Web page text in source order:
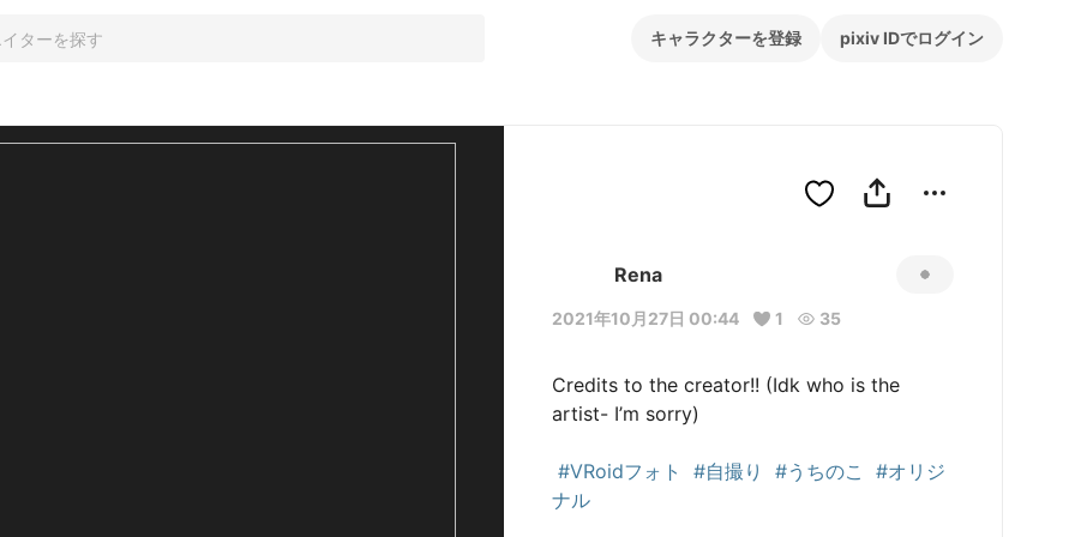
キャラクターを登録 pixiv IDでログイン
Rena
2021年10月27日 00:44 1 35
Credits to the creator!! (Idk who is the
artist- I’m sorry)
#VRoidフォト #自撮り #うちのこ
#オリジ
ナル